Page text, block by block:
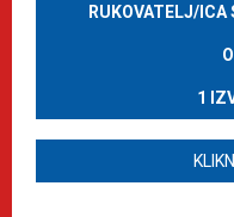
RUKOVATELJ/
1